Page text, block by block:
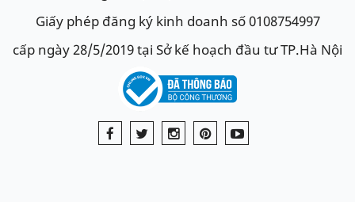
Giấy phép đăng ký kinh doanh số 0108754997
cấp ngày 28/5/2019 tại Sở kế hoạch đầu tư TP.Hà Nội